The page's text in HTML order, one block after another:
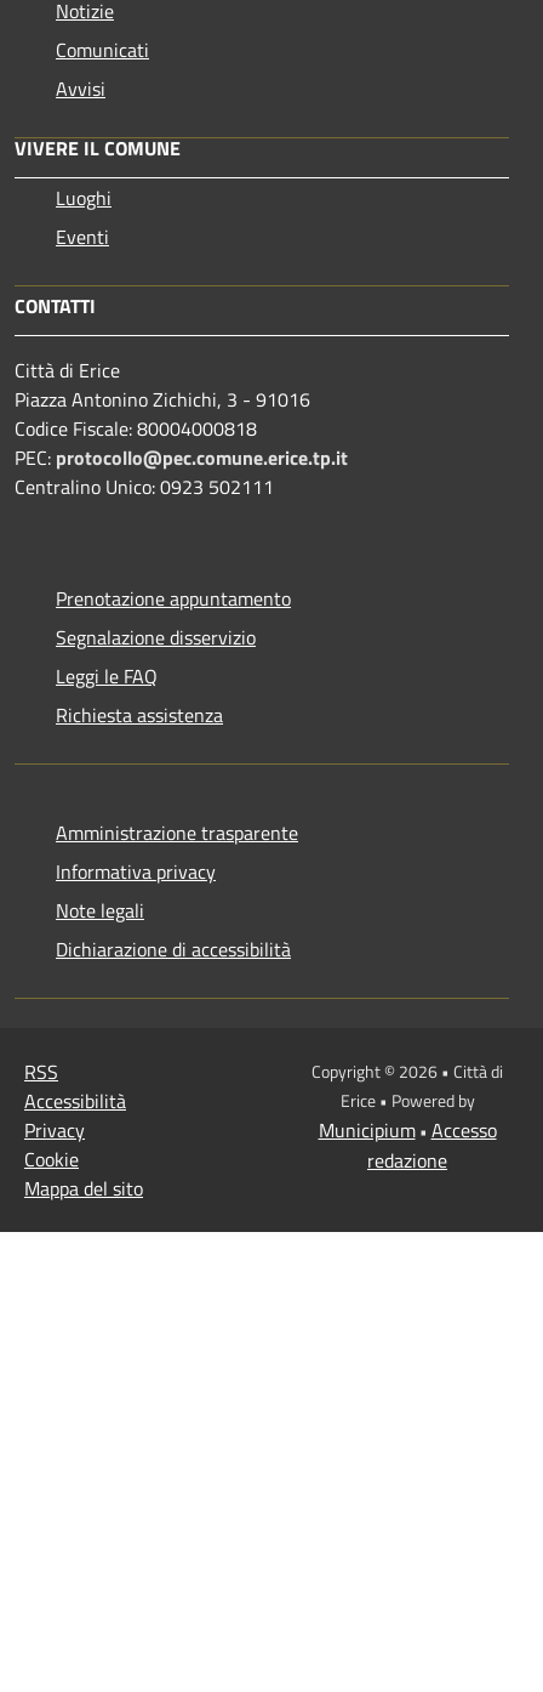
Notizie
Comunicati
Avvisi
VIVERE IL COMUNE
Luoghi
Eventi
CONTATTI
Città di Erice
Piazza Antonino Zichichi, 3 - 91016
Codice Fiscale: 80004000818
PEC: protocollo@pec.comune.erice.tp.it
Centralino Unico: 0923 502111
Prenotazione appuntamento
Segnalazione disservizio
Leggi le FAQ
Richiesta assistenza
Amministrazione trasparente
Informativa privacy
Note legali
Dichiarazione di accessibilità
RSS
Accessibilità
Privacy
Cookie
Mappa del sito
Copyright © 2026 • Città di
Erice • Powered by
Municipium• Accesso
redazione